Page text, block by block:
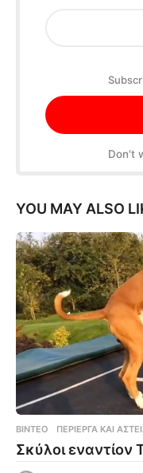
Don't
YOU MAY ALSO
ΒΊΝΤΕΟ ΠΕΡΊΕΡΓΑ ΚΑΙ
Σκύλοι εναντίον